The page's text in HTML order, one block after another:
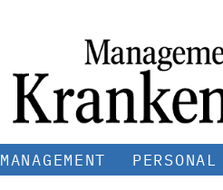
MANAGEMENT PERSONAL